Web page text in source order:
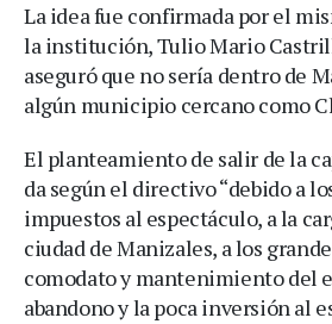
La idea fue confirmada por el
la institución, Tulio Mario
aseguró que no sería dentro de
algún municipio cercano como
El planteamiento de salir de la
da según el directivo “debido a
impuestos al espectáculo, a la
ciudad de Manizales, a los
comodato y mantenimiento del
abandono y la poca inversión al